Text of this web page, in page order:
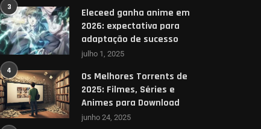
3
Eleceed ganha anime em
2026: expectativa para
adaptação de sucesso
julho 1, 2025
4
Os Melhores Torrents de
2025: Filmes, Séries e
Animes para Download
junho 24, 2025